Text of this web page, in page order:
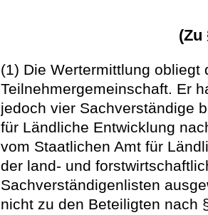
(Zu
(1) Die Wertermittlung obliegt
Teilnehmergemeinschaft. Er
jedoch vier Sachverständige
für Ländliche Entwicklung
vom Staatlichen Amt für
der land- und
Sachverständigenlisten
nicht zu den Beteiligten nach